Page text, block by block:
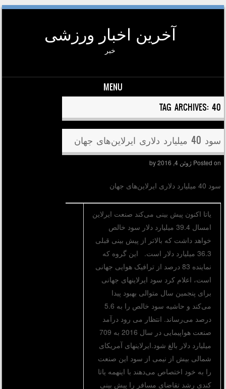
آخرین اخبار ورزشی
خبر
MENU
Skip to
TAG ARCHIVES:40
سود 40 میلیارد دلاری ایرلاین‌های جهان
Posted onژوئن 4, 2016 by
سود 40 میلیارد دلاری ایرلاین‌های جهان
یاتا اکنون پیش بینی می‌کند صنعت ایرلاین
امسال 39.4 میلیارد دلار سود خالص
خواهد داشت که بالاتر از پیش بینی قبلی
36.3 میلیارد دلار است. این گروه که
نماینده 83 درصد از ترافیک هوایی جهانی
است، اعلام کرد سود ایرلاینهای جهانی
برای پنجمین سال متوالی بهبود پیدا
می‌کند و حاشیه سود خالص را به 5.6
درصد می‌رساند. انتظار می رود درآمد
صنعت هواپیمایی در سال 2016 به 709
میلیارد دلار بالغ شود.ایرلاینهای آمریکای
شمالی بیش از نیمی از سود این صنعت
را به خود اختصاص می‌دهند با اینهمه یاتا
کندی رشد تقاضای مسافر را پیش بینی